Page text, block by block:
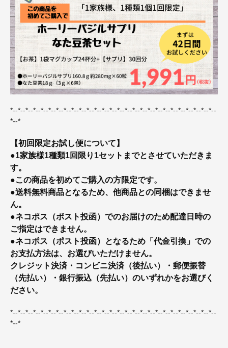
*--*--*--*--*--*--*--*--*--*--*--*--*--*--*--*--*--*--*--*--*--*--*--*--*--*--*--
*--*
【初回限定お試し便について】
●1家族様1種類1回限り1セットまでとさせていただきま
す。
●この商品を初めてご購入の方限定です。
●送料無料商品となるため、他商品との同梱はできませ
ん。
●ネコポス（ポスト投函）でのお届けのため配達日時の
ご指定はできません。
●ネコポス（ポスト投函）となるため「代金引換」での
お支払方法は、お選びいただけません。
クレジット決済・コンビニ決済（後払い）・郵便振替
（先払い）・銀行振込（先払い）のいずれかをお選びく
ださい。
*--*--*--*--*--*--*--*--*--*--*--*--*--*--*--*--*--*--*--*--*--*--*--*--*--*--*--
*--*